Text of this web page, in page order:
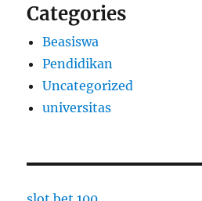
Categories
Beasiswa
Pendidikan
Uncategorized
universitas